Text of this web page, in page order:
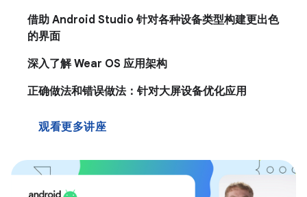
借助 Android Studio 针对各种设备类型构建更出色
的界面
深入了解 Wear OS 应用架构
正确做法和错误做法：针对大屏设备优化应用
观看更多讲座